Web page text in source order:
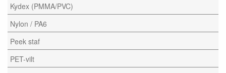
Kydex (PMMA/PVC)
Nylon / PA6
Peek staf
PET-vilt